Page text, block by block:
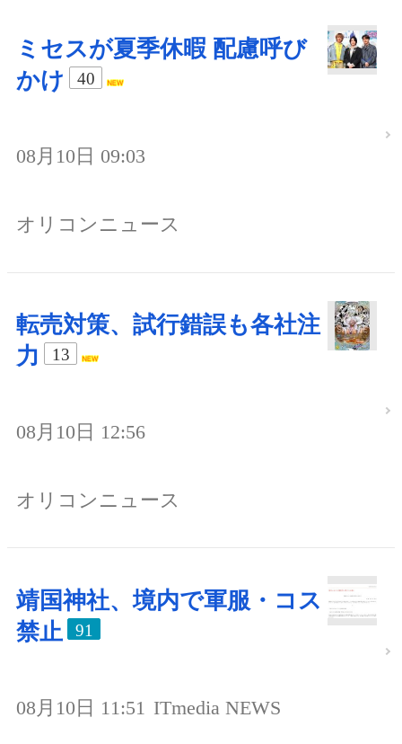
ミセスが夏季休暇 配慮呼び
かけ
40
08月10日 09:03
オリコンニュース
転売対策、試行錯誤も各社注
力
13
08月10日 12:56
オリコンニュース
靖国神社、境内で軍服・コス
禁止
91
08月10日 11:51 ITmedia NEWS